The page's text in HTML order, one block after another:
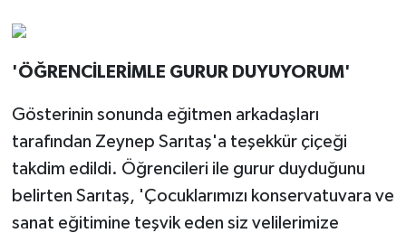
'ÖĞRENCİLERİMLE GURUR DUYUYORUM'
Gösterinin sonunda eğitmen arkadaşları
tarafından Zeynep Sarıtaş'a teşekkür çiçeği
takdim edildi. Öğrencileri ile gurur duyduğunu
belirten Sarıtaş, 'Çocuklarımızı konservatuvara ve
sanat eğitimine teşvik eden siz velilerimize